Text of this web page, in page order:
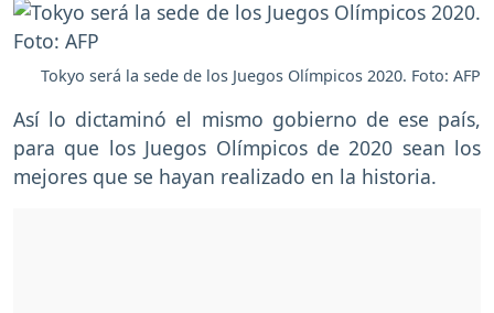
Tokyo será la sede de los Juegos Olímpicos 2020. Foto: AFP
Así lo dictaminó el mismo gobierno de ese país,
para que los Juegos Olímpicos de 2020 sean los
mejores que se hayan realizado en la historia.